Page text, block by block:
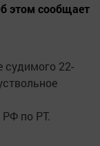
этом сообщает
судимого 22-
по РТ.